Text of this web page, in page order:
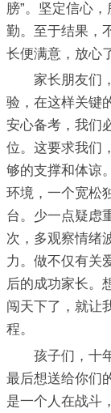
膀”。坚定信心
勤。至于结果，
长便满意，放心
家长朋友们
验，在这样关键
安心备考，我们
位。这要求我们
够的支撑和体谅
环境，一个宽松
台。少一点疑虑
次，多观察情绪
力。做不仅有关
后的成功家长。
闯天下了，就让
程。
孩子们，十
最后想送给你们
是一个人在战斗